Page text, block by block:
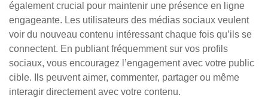
également crucial pour maintenir une présence en ligne
engageante. Les utilisateurs des médias sociaux veulent
voir du nouveau contenu intéressant chaque fois qu’ils se
connectent. En publiant fréquemment sur vos profils
sociaux, vous encouragez l’engagement avec votre public
cible. Ils peuvent aimer, commenter, partager ou même
interagir directement avec votre contenu.